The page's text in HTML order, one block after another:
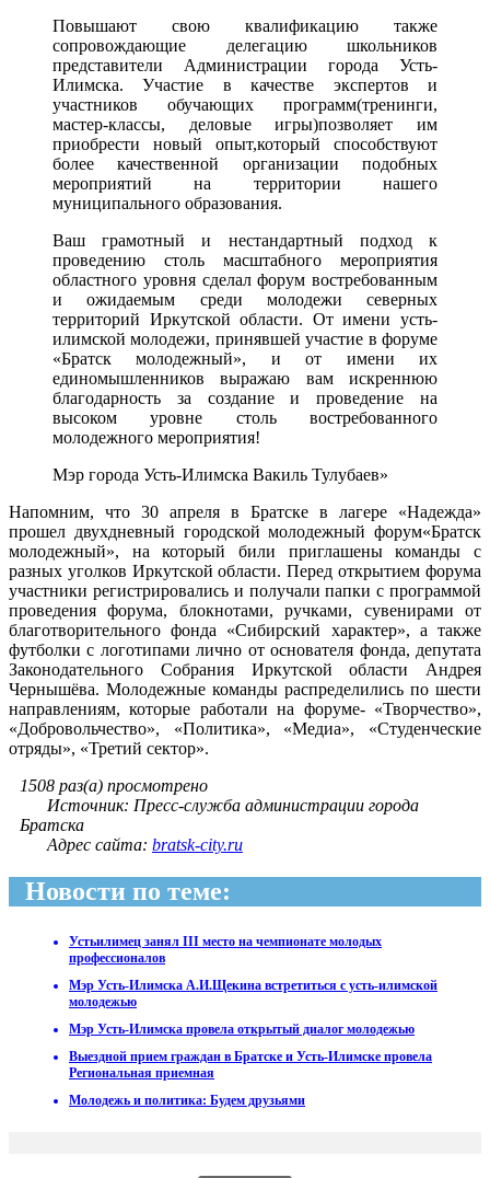
Повышают свою квалификацию также
сопровождающие делегацию школьников
представители Администрации города Усть-
Илимска. Участие в качестве экспертов и
участников обучающих программ(тренинги,
мастер-классы, деловые игры)позволяет им
приобрести новый опыт,который способствуют
более качественной организации подобных
мероприятий на территории нашего
муниципального образования.
Ваш грамотный и нестандартный подход к
проведению столь масштабного мероприятия
областного уровня сделал форум востребованным
и ожидаемым среди молодежи северных
территорий Иркутской области. От имени усть-
илимской молодежи, принявшей участие в форуме
«Братск молодежный», и от имени их
единомышленников выражаю вам искреннюю
благодарность за создание и проведение на
высоком уровне столь востребованного
молодежного мероприятия!
Мэр города Усть-Илимска Вакиль Тулубаев»
Напомним, что 30 апреля в Братске в лагере «Надежда»
прошел двухдневный городской молодежный форум«Братск
молодежный», на который били приглашены команды с
разных уголков Иркутской области. Перед открытием форума
участники регистрировались и получали папки с программой
проведения форума, блокнотами, ручками, сувенирами от
благотворительного фонда «Сибирский характер», а также
футболки с логотипами лично от основателя фонда, депутата
Законодательного Собрания Иркутской области Андрея
Чернышёва. Молодежные команды распределились по шести
направлениям, которые работали на форуме- «Творчество»,
«Добровольчество», «Политика», «Медиа», «Студенческие
отряды», «Третий сектор».
1508 раз(а) просмотрено
Источник: Пресс-служба администрации города
Братска
Адрес сайта: bratsk-city.ru
Новости по теме:
Устьилимец занял III место на чемпионате молодых
профессионалов
Мэр Усть-Илимска А.И.Щекина встретиться с усть-илимской
молодежью
Мэр Усть-Илимска провела открытый диалог молодежью
Выездной прием граждан в Братске и Усть-Илимске провела
Региональная приемная
Молодежь и политика: Будем друзьями